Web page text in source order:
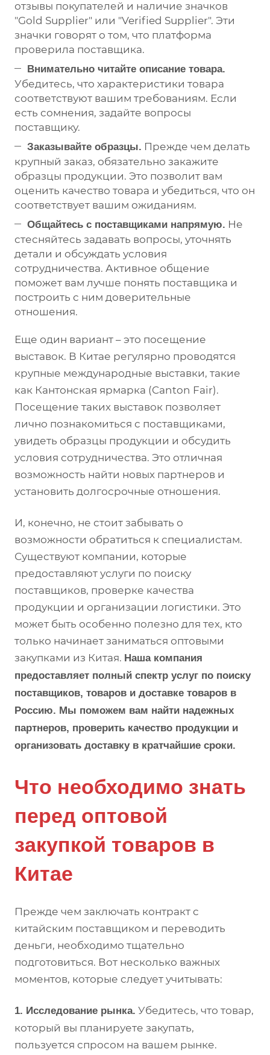
отзывы покупателей и наличие значков
"Gold Supplier" или "Verified Supplier". Эти
значки говорят о том, что платформа
проверила поставщика.
Внимательно читайте описание товара.
Убедитесь, что характеристики товара
соответствуют вашим требованиям. Если
есть сомнения, задайте вопросы
поставщику.
Заказывайте образцы. Прежде чем делать
крупный заказ, обязательно закажите
образцы продукции. Это позволит вам
оценить качество товара и убедиться, что он
соответствует вашим ожиданиям.
Общайтесь с поставщиками напрямую. Не
стесняйтесь задавать вопросы, уточнять
детали и обсуждать условия
сотрудничества. Активное общение
поможет вам лучше понять поставщика и
построить с ним доверительные
отношения.
Еще один вариант – это посещение
выставок. В Китае регулярно проводятся
крупные международные выставки, такие
как Кантонская ярмарка (Canton Fair).
Посещение таких выставок позволяет
лично познакомиться с поставщиками,
увидеть образцы продукции и обсудить
условия сотрудничества. Это отличная
возможность найти новых партнеров и
установить долгосрочные отношения.
И, конечно, не стоит забывать о
возможности обратиться к специалистам.
Существуют компании, которые
предоставляют услуги по поиску
поставщиков, проверке качества
продукции и организации логистики. Это
может быть особенно полезно для тех, кто
только начинает заниматься оптовыми
закупками из Китая. Наша компания
предоставляет полный спектр услуг по поиску
поставщиков, товаров и доставке товаров в
Россию. Мы поможем вам найти надежных
партнеров, проверить качество продукции и
организовать доставку в кратчайшие сроки.
Что необходимо знать
перед оптовой
закупкой товаров в
Китае
Прежде чем заключать контракт с
китайским поставщиком и переводить
деньги, необходимо тщательно
подготовиться. Вот несколько важных
моментов, которые следует учитывать:
1. Исследование рынка. Убедитесь, что товар,
который вы планируете закупать,
пользуется спросом на вашем рынке.